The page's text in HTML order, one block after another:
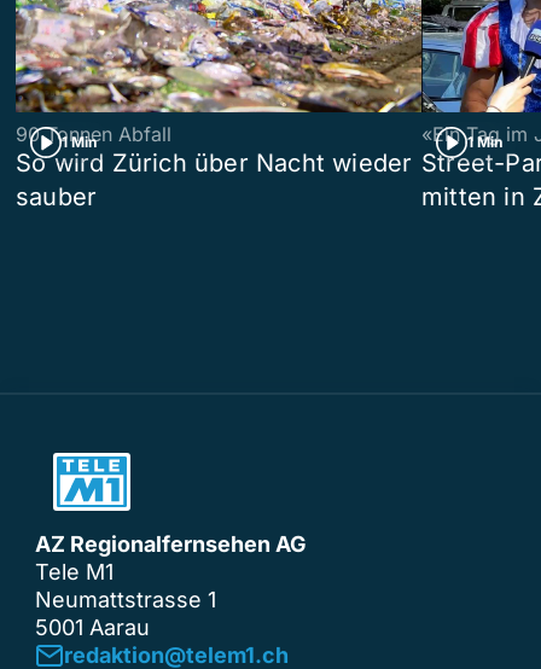
1 Min
90 Tonnen Abfall
So wird Zürich über Nacht wieder
sauber
1 Min
«Ein Tag im
Street-
mitten in
AZ Regionalfernsehen AG
Tele M1
Neumattstrasse 1
5001 Aarau
redaktion@telem1.ch